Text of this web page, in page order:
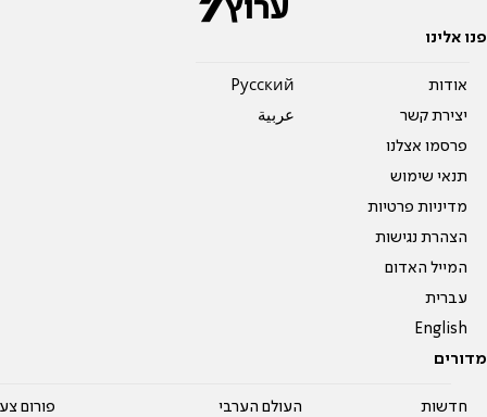
פנו אלינו
אודות
יצירת קשר
פרסמו אצלנו
תנאי שימוש
מדיניות פרטיות
הצהרת נגישות
המייל האדום
עברית
English
Pусский
عربية
מדורים
חדשות
העולם הערבי
פורום